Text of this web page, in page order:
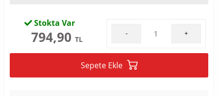
Stokta Var
794,90 TL
- +
Sepete Ekle